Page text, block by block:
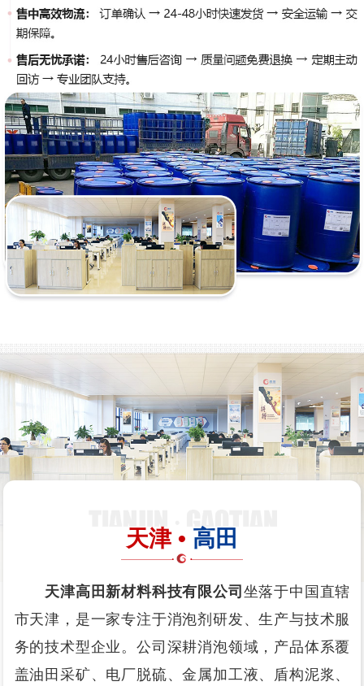
天津 • 高田
天津高田新材料科技有限公司 坐落于中国直辖
市天津，是一家专注于消泡剂研发、生产与技术服
务的技术型企业。公司深耕消泡领域，产品体系覆
盖油田采矿、电厂脱硫、金属加工液、盾构泥浆、